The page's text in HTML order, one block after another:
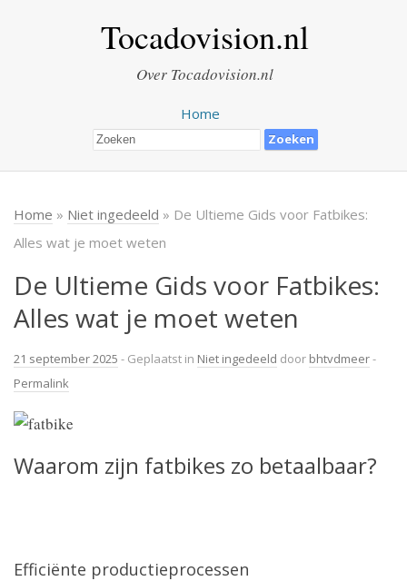
Tocadovision.nl
Over Tocadovision.nl
Home
Home » Niet ingedeeld » De Ultieme Gids voor Fatbikes:
Alles wat je moet weten
De Ultieme Gids voor Fatbikes:
Alles wat je moet weten
21 september 2025 - Geplaatst in Niet ingedeeld door bhtvdmeer-
Permalink
Waarom zijn fatbikes zo betaalbaar?
Efficiënte productieprocessen